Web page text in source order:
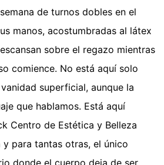
de turnos dobles en el
manos, acostumbradas al látex
sobre el regazo mientras
comience. No está aquí solo
superficial, aunque la
que hablamos. Está aquí
Centro de Estética y Belleza
y para tantas otras, el único